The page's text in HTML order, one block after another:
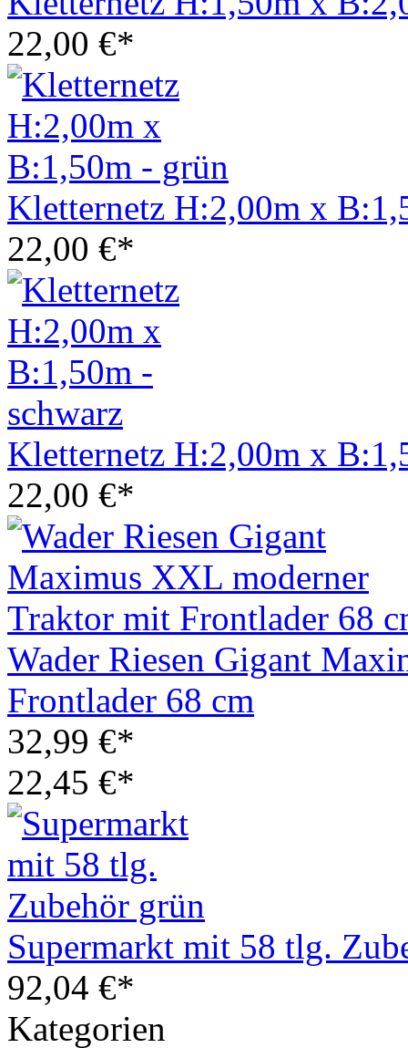
22,00 €*
Kletternetz H:2,00m x
22,00 €*
Kletternetz H:2,00m x
22,00 €*
Wader Riesen Gigant
Frontlader 68 cm
32,99 €*
22,45 €*
Supermarkt mit 58 tlg.
92,04 €*
Kategorien